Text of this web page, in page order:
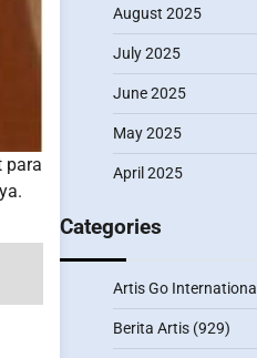
para
August 2025
July 2025
June 2025
May 2025
April 2025
Categories
Artis Go International
Berita Artis(929)